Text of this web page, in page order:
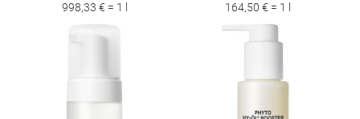
998,33 € = 1 l 164,50 € = 1 l